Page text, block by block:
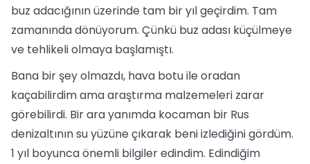
buz adacığının üzerinde tam bir yıl geçirdim. Tam
zamanında dönüyorum. Çünkü buz adası küçülmeye
ve tehlikeli olmaya başlamıştı.
Bana bir şey olmazdı, hava botu ile oradan
kaçabilirdim ama araştırma malzemeleri zarar
görebilirdi. Bir ara yanımda kocaman bir Rus
denizaltının su yüzüne çıkarak beni izlediğini gördüm.
1 yıl boyunca önemli bilgiler edindim. Edindiğim